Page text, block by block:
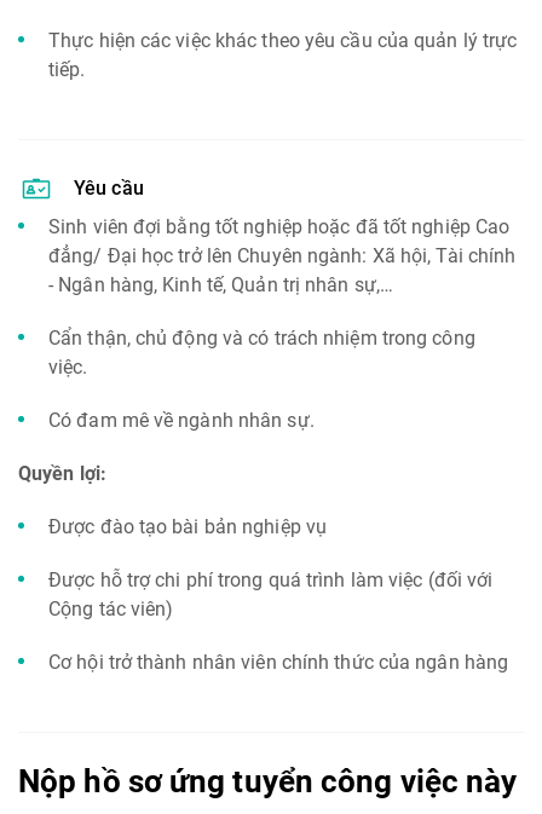
Thực hiện các việc khác theo yêu cầu của quản lý trực
tiếp.
Yêu cầu
Sinh viên đợi bằng tốt nghiệp hoặc đã tốt nghiệp Cao
đẳng/ Đại học trở lên Chuyên ngành: Xã hội, Tài chính
- Ngân hàng, Kinh tế, Quản trị nhân sự,…
Cẩn thận, chủ động và có trách nhiệm trong công
việc.
Có đam mê về ngành nhân sự.
Quyền lợi:
Được đào tạo bài bản nghiệp vụ
Được hỗ trợ chi phí trong quá trình làm việc (đối với
Cộng tác viên)
Cơ hội trở thành nhân viên chính thức của ngân hàng
Nộp hồ sơ ứng tuyển công việc này